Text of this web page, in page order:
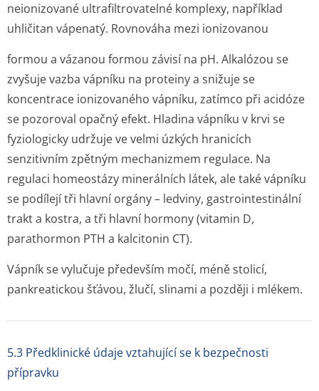
neionizované ultrafiltrovatelné komplexy, například
uhličitan vápenatý. Rovnováha mezi ionizovanou
formou a vázanou formou závisí na pH. Alkalózou se
zvyšuje vazba vápníku na proteiny a snižuje se
koncentrace ionizovaného vápníku, zatímco při acidóze
se pozoroval opačný efekt. Hladina vápníku v krvi se
fyziologicky udržuje ve velmi úzkých hranicích
senzitivním zpětným mechanizmem regulace. Na
regulaci homeostázy minerálních látek, ale také vápníku
se podílejí tři hlavní orgány – ledviny, gastrointestinální
trakt a kostra, a tři hlavní hormony (vitamin D,
parathormon PTH a kalcitonin CT).
Vápník se vylučuje především močí, méně stolicí,
pankreatickou šťávou, žlučí, slinami a později i mlékem.
5.3 Předklinické údaje vztahující se k bezpečnosti
přípravku